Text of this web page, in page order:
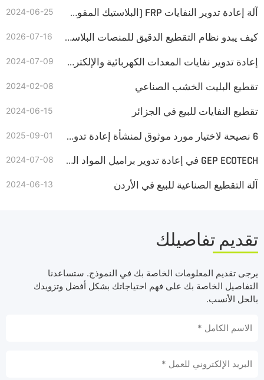
آلة إعادة تدوير النفايات FRP (البلاستيك المقوى بالألياف الزجاجية) 2024-06-25
كيف يبدو نظام التقطيع الدقيق للمنصات البلاستيكية بسعة 1 طن بريطاني في الساعة؟ 2026-07-16
إعادة تدوير نفايات المعدات الكهربائية والإلكترونية 2024-07-09
تقطيع البليت الخشب الصناعي 2024-02-08
تقطيع النفايات للبيع في الجزائر 2024-06-15
6 نصيحة لاختيار مورد موثوق لمنشأة إعادة تدوير الإطارات 2025-09-01
GEP ECOTECH في إعادة تدوير براميل المواد الكيميائية البلاستيكية 2024-07-08
آلة التقطيع الصناعية للبيع في الأردن 2024-06-13
تقديم تفاصيلك
يرجى تقديم المعلومات الخاصة بك في النموذج. ستساعدنا
التفاصيل الخاصة بك على فهم احتياجاتك بشكل أفضل وتزويدك
بالحل الأنسب.